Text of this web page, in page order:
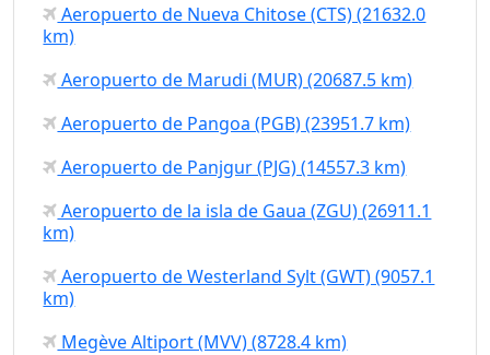
Aeropuerto de Nueva Chitose (CTS) (21632.0
km)
Aeropuerto de Marudi (MUR) (20687.5 km)
Aeropuerto de Pangoa (PGB) (23951.7 km)
Aeropuerto de Panjgur (PJG) (14557.3 km)
Aeropuerto de la isla de Gaua (ZGU) (26911.1
km)
Aeropuerto de Westerland Sylt (GWT) (9057.1
km)
Megève Altiport (MVV) (8728.4 km)